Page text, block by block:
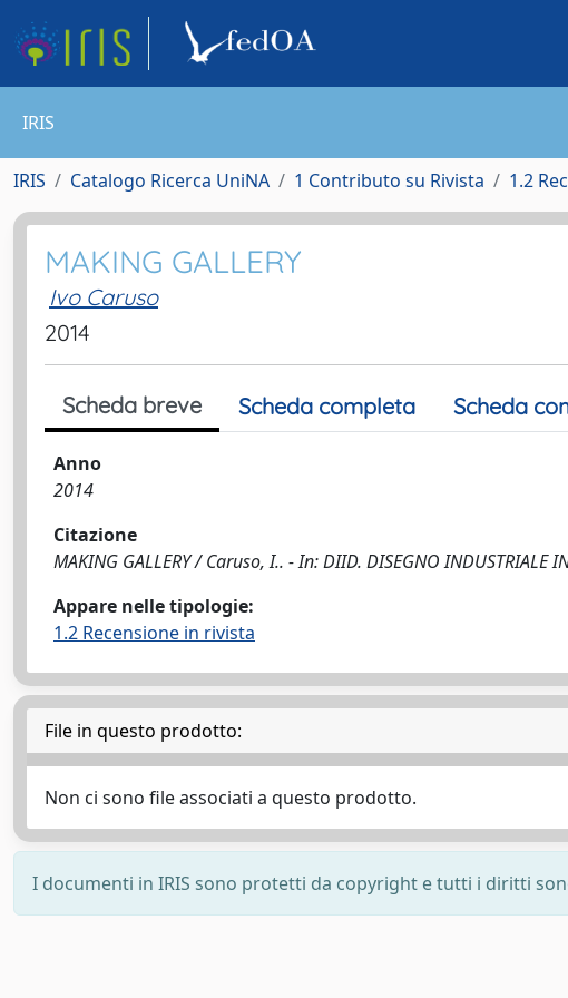
IRIS
IRIS Catalogo Ricerca UniNA 1 Contributo su Rivista 1.2
MAKING GALLERY
Ivo Caruso
2014
Scheda breve Scheda completa Scheda
Anno
2014
Citazione
MAKING GALLERY / Caruso, I.. - In: DIID. DISEGNO
Appare nelle tipologie:
1.2 Recensione in rivista
File in questo prodotto:
Non ci sono file associati a questo prodotto.
I documenti in IRIS sono protetti da copyright e tutti i diritti